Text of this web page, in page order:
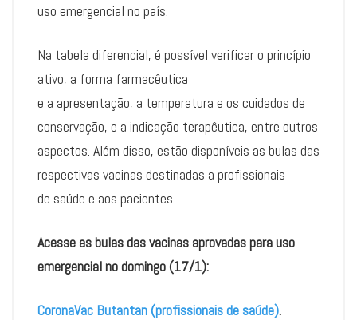
uso emergencial no país.
Na tabela diferencial, é possível verificar o princípio
ativo, a forma farmacêutica
e a apresentação, a temperatura e os cuidados de
conservação, e a indicação terapêutica, entre outros
aspectos. Além disso, estão disponíveis as bulas das
respectivas vacinas destinadas a profissionais
de saúde e aos pacientes.
Acesse as bulas das vacinas aprovadas para uso
emergencial no domingo (17/1):
CoronaVac Butantan (profissionais de saúde).